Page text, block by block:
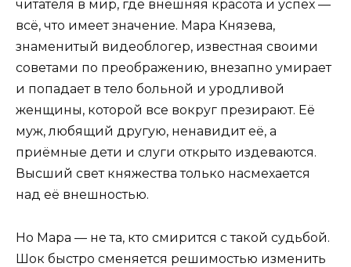
читателя в мир, где внешняя красота и успех —
всё, что имеет значение. Мара Князева,
знаменитый видеоблогер, известная своими
советами по преображению, внезапно умирает
и попадает в тело больной и уродливой
женщины, которой все вокруг презирают. Её
муж, любящий другую, ненавидит её, а
приёмные дети и слуги открыто издеваются.
Высший свет княжества только насмехается
над её внешностью.
Но Мара — не та, кто смирится с такой судьбой.
Шок быстро сменяется решимостью изменить